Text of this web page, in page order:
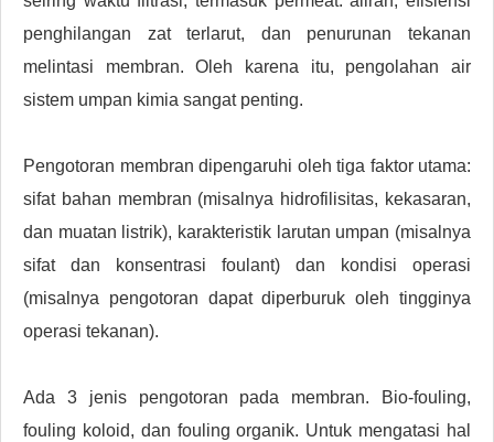
penghilangan zat terlarut, dan penurunan tekanan
melintasi membran. Oleh karena itu, pengolahan air
sistem umpan kimia sangat penting.
Pengotoran membran dipengaruhi oleh tiga faktor utama:
sifat bahan membran (misalnya hidrofilisitas, kekasaran,
dan muatan listrik), karakteristik larutan umpan (misalnya
sifat dan konsentrasi foulant) dan kondisi operasi
(misalnya pengotoran dapat diperburuk oleh tingginya
operasi tekanan).
Ada 3 jenis pengotoran pada membran. Bio-fouling,
fouling koloid, dan fouling organik. Untuk mengatasi hal